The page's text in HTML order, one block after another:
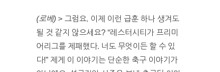
(로베) > 그럼요. 이제 이런 급훈 하나 생겨도
될 것 같지 않으세요? “레스터시티가 프리미
어리그를 제패했다. 너도 무엇이든 할 수 있
다!” 제게 이 이야기는 단순한 축구 이야기가